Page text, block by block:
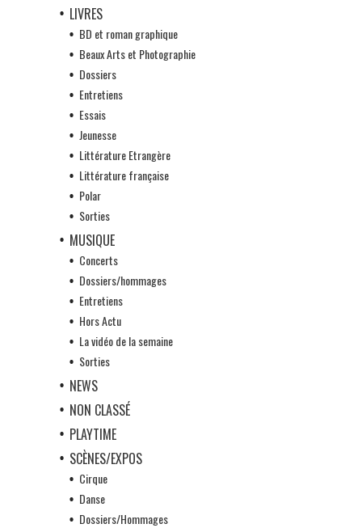
LIVRES
BD et roman graphique
Beaux Arts et Photographie
Dossiers
Entretiens
Essais
Jeunesse
Littérature Etrangère
Littérature française
Polar
Sorties
MUSIQUE
Concerts
Dossiers/hommages
Entretiens
Hors Actu
La vidéo de la semaine
Sorties
NEWS
NON CLASSÉ
PLAYTIME
SCÈNES/EXPOS
Cirque
Danse
Dossiers/Hommages